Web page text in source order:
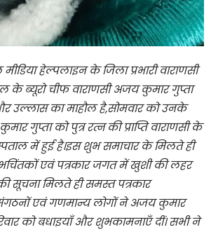
हेल्पलाइन के जिला प्रभारी वाराणसी
ब्यूरो चीफ वाराणसी अजय कुमार गुप्ता
उल्लास का माहौल है,सोमवार को उनके
गुप्ता को पुत्र रत्न की प्राप्ति वाराणसी के
में हुई है।इस शुभ समाचार के मिलते ही
एवं पत्रकार जगत में खुशी की लहर
सूचना मिलते ही समस्त पत्रकार
एवं गणमान्य लोगों ने अजय कुमार
को बधाइयाँ और शुभकामनाएँ दीं। सभी ने